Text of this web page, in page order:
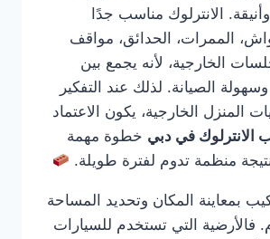
الانترلوك مناسب جدًا
الممرات، الحدائق، مواقف
الخارجية، لأنه يجمع بين
الصيانة. لذلك عند التفكير
المنزل الخارجية، يكون الاعتماد
الانترلوك في دبي خطوة مهمة
منظمة تدوم لفترة طويلة.
بمعاينة المكان وتحديد المساحة
فالأرضية التي تستخدم للسيارات